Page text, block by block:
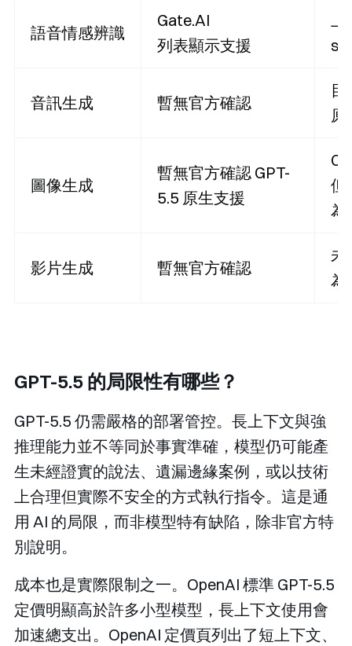
語音情感辨識
Gate.AI
列表顯示支援
上
音訊生成 暫無官方確認
目
原
圖像生成
暫無官方確認 GPT-
5.5 原生支援
但
為
影片生成 暫無官方確認
未
為
GPT-5.5 的局限性有哪些？
GPT-5.5 仍需嚴格的部署管控。長上下文與強
推理能力並不等同於事實準確，模型仍可能產
生未經證實的說法、遺漏邊緣案例，或以技術
上合理但實際不安全的方式執行指令。這是通
用 AI 的局限，而非模型特有缺陷，除非官方特
別說明。
成本也是實際限制之一。OpenAI 標準 GPT-5.5
定價明顯高於許多小型模型，長上下文使用會
加速總支出。OpenAI 定價頁列出了短上下文、